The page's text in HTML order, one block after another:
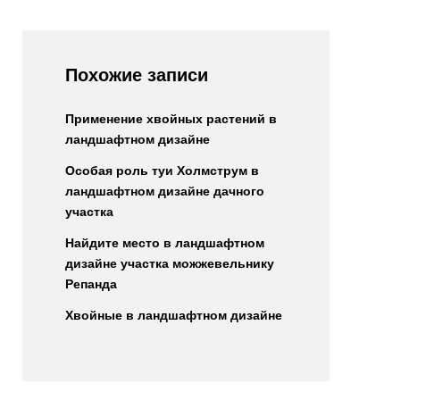
Похожие записи
Применение хвойных растений в
ландшафтном дизайне
Особая роль туи Холмструм в
ландшафтном дизайне дачного
участка
Найдите место в ландшафтном
дизайне участка можжевельнику
Репанда
Хвойные в ландшафтном дизайне